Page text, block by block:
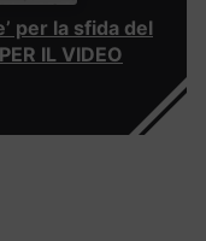
per la sfida del
IL VIDEO